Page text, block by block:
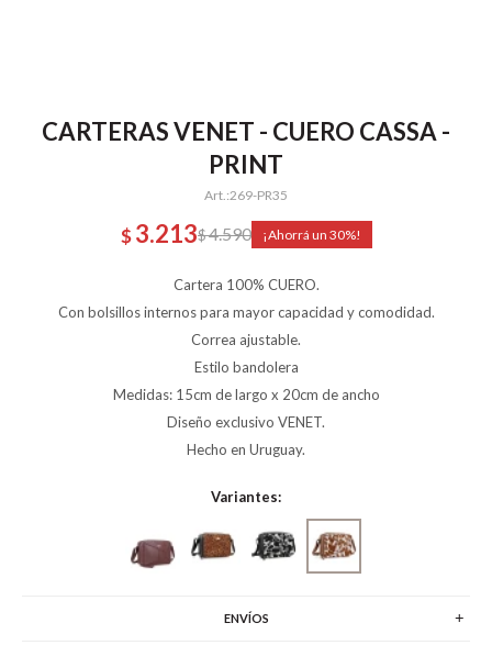
CARTERAS VENET - CUERO CASSA -
PRINT
269-PR35
$ 3.213$4.590 30
Cartera 100% CUERO.
Con bolsillos internos para mayor capacidad y comodidad.
Correa ajustable.
Estilo bandolera
Medidas: 15cm de largo x 20cm de ancho
Diseño exclusivo VENET.
Hecho en Uruguay.
Variantes:
ENVÍOS